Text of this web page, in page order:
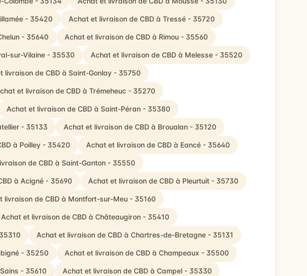
- 35420 Achat et livraison de CBD à Tressé - 35720
- 35640 Achat et livraison de CBD à Rimou - 35560
sur-Vilaine - 35530 Achat et livraison de CBD à Melesse - 35520
livraison de CBD à Saint-Gonlay - 35750
et livraison de CBD à Trémeheuc - 35270
Achat et livraison de CBD à Saint-Péran - 35380
- 35133 Achat et livraison de CBD à Broualan - 35120
à Poilley - 35420 Achat et livraison de CBD à Eancé - 35640
de CBD à Saint-Ganton - 35550
à Acigné - 35690 Achat et livraison de CBD à Pleurtuit - 35730
livraison de CBD à Montfort-sur-Meu - 35160
Achat et livraison de CBD à Châteaugiron - 35410
Achat et livraison de CBD à Chartres-de-Bretagne - 35131
- 35250 Achat et livraison de CBD à Champeaux - 35500
- 35610 Achat et livraison de CBD à Campel - 35330